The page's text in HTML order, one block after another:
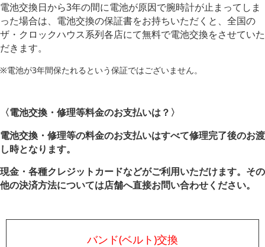
電池交換日から3年の間に電池が原因で腕時計が止まってしま
った場合は、電池交換の保証書をお持ちいただくと、全国の
ザ・クロックハウス系列各店にて無料で電池交換をさせていた
だきます。
※電池が3年間保たれるという保証ではございません。
〈電池交換・修理等料金のお支払いは？〉
電池交換・修理等の料金のお支払いはすべて修理完了後のお渡
し時となります。
現金・各種クレジットカードなどがご利用いただけます。その
他の決済方法については店舗へ直接お問い合わせください。
バンド(ベルト)交換